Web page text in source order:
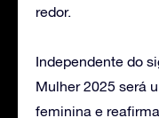
redor.
Independente do
Mulher 2025 será
feminina e